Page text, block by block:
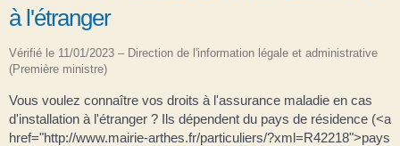
à l'étranger
Vérifié le 11/01/2023 – Direction de l'information légale et administrative
(Première ministre)
Vous voulez connaître vos droits à l'assurance maladie en cas
d'installation à l'étranger ? Ils dépendent du pays de résidence (<a
href="http://www.mairie-arthes.fr/particuliers/?xml=R42218">pays